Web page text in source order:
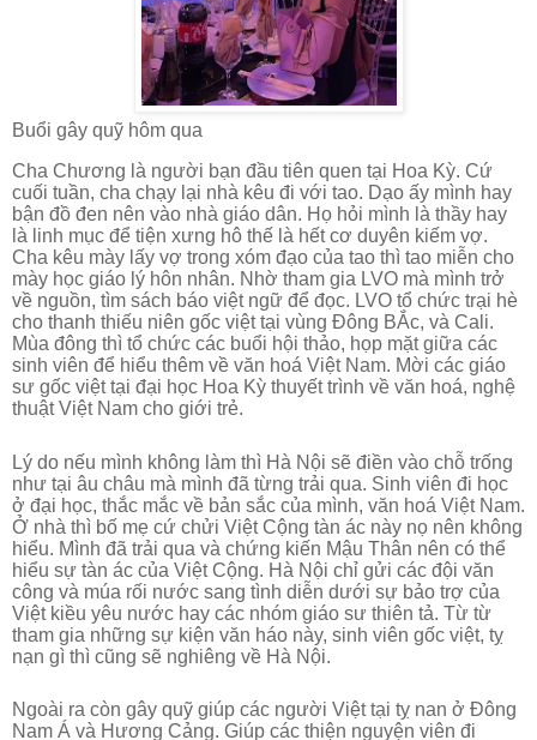
Buổi gây quỹ hôm qua
Cha Chương là người bạn đầu tiên quen tại Hoa Kỳ. Cứ
cuối tuần, cha chạy lại nhà kêu đi với tao. Dạo ấy mình hay
bận đồ đen nên vào nhà giáo dân. Họ hỏi mình là thầy hay
là linh mục để tiện xưng hô thế là hết cơ duyên kiếm vợ.
Cha kêu mày lấy vợ trong xóm đạo của tao thì tao miễn cho
mày học giáo lý hôn nhân. Nhờ tham gia LVO mà mình trở
về nguồn, tìm sách báo việt ngữ để đọc. LVO tổ chức trại hè
cho thanh thiếu niên gốc việt tại vùng Đông BẮc, và Cali.
Mùa đông thì tổ chức các buổi hội thảo, họp mặt giữa các
sinh viên để hiểu thêm về văn hoá Việt Nam. Mời các giáo
sư gốc việt tại đại học Hoa Kỳ thuyết trình về văn hoá, nghệ
thuật Việt Nam cho giới trẻ.
Lý do nếu mình không làm thì Hà Nội sẽ điền vào chỗ trống
như tại âu châu mà mình đã từng trải qua. Sinh viên đi học
ở đại học, thắc mắc về bản sắc của mình, văn hoá Việt Nam.
Ở nhà thì bố mẹ cứ chửi Việt Cộng tàn ác này nọ nên không
hiểu. Mình đã trải qua và chứng kiến Mậu Thân nên có thể
hiểu sự tàn ác của Việt Cộng. Hà Nội chỉ gửi các đội văn
công và múa rối nước sang tình diễn dưới sự bảo trợ của
Việt kiều yêu nước hay các nhóm giáo sư thiên tả. Từ từ
tham gia những sự kiện văn háo này, sinh viên gốc việt, tỵ
nạn gì thì cũng sẽ nghiêng về Hà Nội.
Ngoài ra còn gây quỹ giúp các người Việt tại tỵ nan ở Đông
Nam Á và Hương Cảng. Giúp các thiện nguyện viên đi